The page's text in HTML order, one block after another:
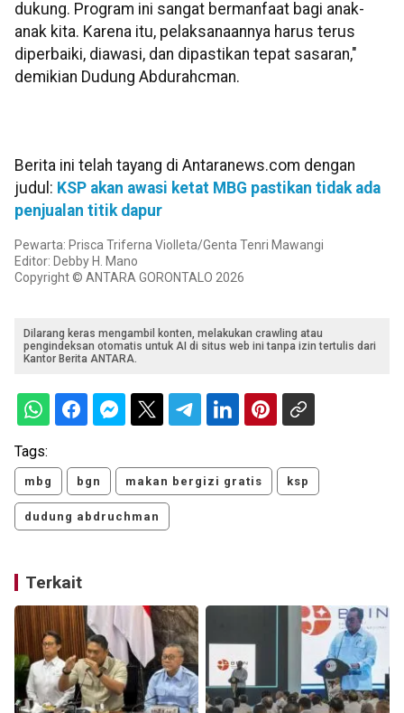
dukung. Program ini sangat bermanfaat bagi anak-
anak kita. Karena itu, pelaksanaannya harus terus
diperbaiki, diawasi, dan dipastikan tepat sasaran,"
demikian Dudung Abdurahcman.
Berita ini telah tayang di Antaranews.com dengan
judul: KSP akan awasi ketat MBG pastikan tidak ada
penjualan titik dapur
Pewarta: Prisca Triferna Violleta/Genta Tenri Mawangi
Editor: Debby H. Mano
Copyright © ANTARA GORONTALO 2026
Dilarang keras mengambil konten, melakukan crawling atau
pengindeksan otomatis untuk AI di situs web ini tanpa izin tertulis dari
Kantor Berita ANTARA.
Tags:
mbg bgn makan bergizi gratis ksp
dudung abdruchman
Terkait